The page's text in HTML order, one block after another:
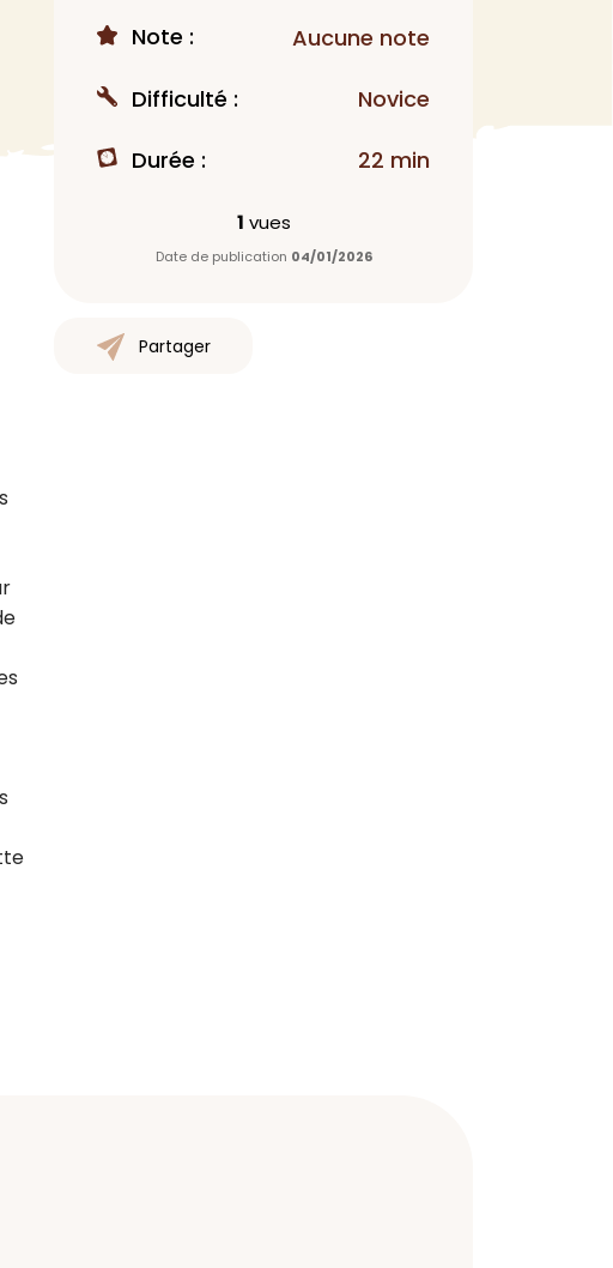
MAQUILLAGE
Rouge à lèvres
Démaquillant
Primer
Autre
Note : Aucune note
Difficulté : Novice
Durée : 22 min
1 vues
Date de publication 04/01/2026
Partager